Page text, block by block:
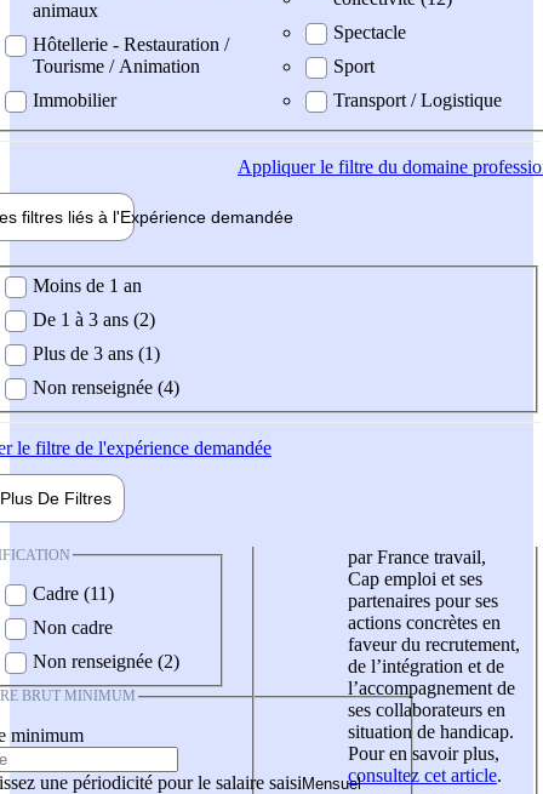
animaux
Hôtellerie - Restauration /
Tourisme / Animation
Immobilier
Spectacle
Sport
Transport / Logistique
Appliquerle filtre du domaine
filtres liés à l'Expérience demandée
demandée
Moins de 1 an
De 1 à 3 ans (2)
Plus de 3 ans (1)
Non renseignée (4)
le filtre de l'expérience demandée
Plus De Filtres
Cadre (11)
Non cadre
Non renseignée (2)
BRUT MINIMUM
minimum
une périodicité pour le salaire saisi
par France travail,
Cap emploi et ses
partenaires pour ses
actions concrètes en
faveur du recrutement,
de l’intégration et de
l’accompagnement de
ses collaborateurs en
situation de handicap.
Pour en savoir plus,
consultez cet article.